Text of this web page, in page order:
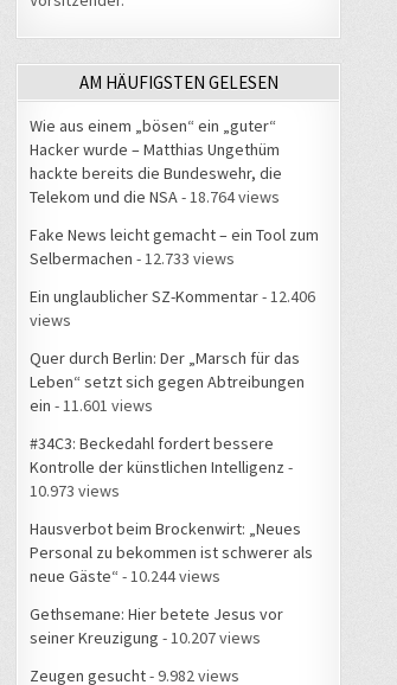
AM HÄUFIGSTEN GELESEN
Wie aus einem „bösen“ ein „guter“
Hacker wurde – Matthias Ungethüm
hackte bereits die Bundeswehr, die
Telekom und die NSA - 18.764 views
Fake News leicht gemacht – ein Tool zum
Selbermachen - 12.733 views
Ein unglaublicher SZ-Kommentar- 12.406
views
Quer durch Berlin: Der „Marsch für das
Leben“ setzt sich gegen Abtreibungen
ein - 11.601 views
#34C3: Beckedahl fordert bessere
Kontrolle der künstlichen Intelligenz -
10.973 views
Hausverbot beim Brockenwirt: „Neues
Personal zu bekommen ist schwerer als
neue Gäste“ - 10.244 views
Gethsemane: Hier betete Jesus vor
seiner Kreuzigung - 10.207 views
Zeugen gesucht- 9.982 views